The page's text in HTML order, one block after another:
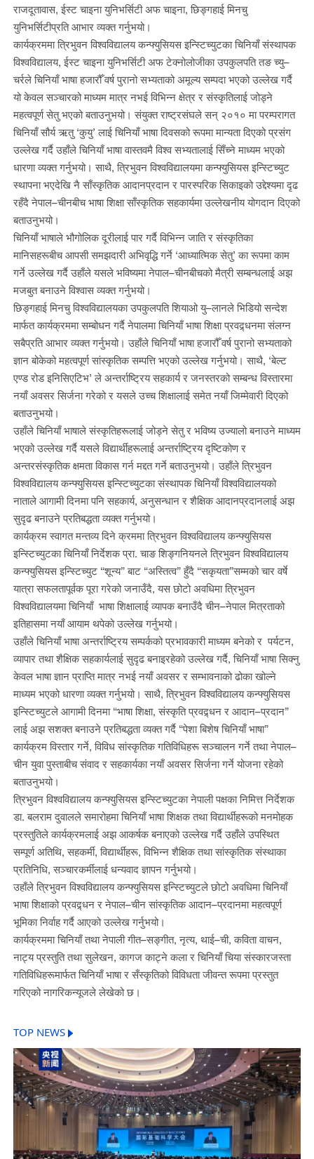
राजदूतावास, ईस्ट चाइना युनिभर्सिटी अफ चाइना, छिङ्गहाई मिनचु
युनिभर्सिटीप्रति आभार व्यक्त गर्नुभयो।
कार्यक्रममा त्रिभुवन विश्वविद्यालय कन्फ्युसियस इन्स्टिच्युटका चिनियाँ संस्थापक
विश्वविद्यालय, ईस्ट चाइना युनिभर्सिटी अफ टेक्नोलोजीका उपकुलपति तङ च्यु–
चर्रले चिनियाँ भाषा हजारौँ वर्ष पुरानो सभ्यताको अमूल्य सम्पदा भएको उल्लेख गर्दै
यो केवल सञ्चारको माध्यम मात्र नभई विभिन्न क्षेत्र र संस्कृतिलाई जोड्ने
महत्वपूर्ण सेतु भएको बताउनुभयो। संयुक्त राष्ट्रसंघले सन् २०१० मा परम्परागत
चिनियाँ सौर्य ऋतु ‘कुयु’ लाई चिनियाँ भाषा दिवसको रूपमा मान्यता दिएको प्रसंग
उल्लेख गर्दै उहाँले चिनियाँ भाषा वास्तवमै विश्व सभ्यतालाई सिँच्ने माध्यम भएको
धारणा व्यक्त गर्नुभयो। साथै, त्रिभुवन विश्वविद्यालयमा कन्फ्युसियस इन्स्टिच्युट
स्थापना भएदेखि नै साँस्कृतिक आदानप्रदान र पारस्परिक सिकाइको उद्देश्यमा दृढ
रहँदै नेपाल–चीनबीच भाषा शिक्षा साँस्कृतिक सहकार्यमा उल्लेखनीय योगदान दिएको
बताउनुभयो।
चिनियाँ भाषाले भौगोलिक दूरीलाई पार गर्दै विभिन्न जाति र संस्कृतिका
मानिसहरूबीच आपसी समझदारी अभिवृद्धि गर्ने ‘आध्यात्मिक सेतु’ का रूपमा काम
गर्ने उल्लेख गर्दै उहाँले यसले भविष्यमा नेपाल–चीनबीचको मैत्री सम्बन्धलाई अझ
मजबुत बनाउने विश्वास व्यक्त गर्नुभयो।
छिङ्गहाई मिनचु विश्वविद्यालयका उपकुलपति शियाओ यु–लानले भिडियो सन्देश
मार्फत कार्यक्रममा सम्बोधन गर्दै नेपालमा चिनियाँ भाषा शिक्षा प्रवद्र्धनमा संलग्न
सबैप्रति आभार व्यक्त गर्नुभयो। उहाँले चिनियाँ भाषा हजारौँ वर्ष पुरानो सभ्यताको
ज्ञान बोकेको महत्वपूर्ण सांस्कृतिक सम्पत्ति भएको उल्लेख गर्नुभयो। साथै, ‘बेल्ट
एण्ड रोड इनिसिएटिभ’ ले अन्तर्राष्ट्रिय सहकार्य र जनस्तरको सम्बन्ध विस्तारमा
नयाँ अवसर सिर्जना गरेको र यसले उच्च शिक्षालाई समेत नयाँ जिम्मेवारी दिएको
बताउनुभयो।
उहाँले चिनियाँ भाषाले संस्कृतिहरूलाई जोड्ने सेतु र भविष्य उज्यालो बनाउने माध्यम
भएको उल्लेख गर्दै यसले विद्यार्थीहरूलाई अन्तर्राष्ट्रिय दृष्टिकोण र
अन्तरसंस्कृतिक क्षमता विकास गर्न मद्दत गर्ने बताउनुभयो। उहाँले त्रिभुवन
विश्वविद्यालय कन्फ्युसियस इन्स्टिच्युटका संस्थापक चिनियाँ विश्वविद्यालयको
नाताले आगामी दिनमा पनि सहकार्य, अनुसन्धान र शैक्षिक आदानप्रदानलाई अझ
सुदृढ बनाउने प्रतिबद्धता व्यक्त गर्नुभयो।
कार्यक्रम स्वागत मन्तव्य दिने क्रममा त्रिभुवन विश्वविद्यालय कन्फ्युसियस
इन्स्टिच्युटका चिनियाँ निर्देशक प्रा. चाङ शिङ्गनियनले त्रिभुवन विश्वविद्यालय
कन्फ्युसियस इन्स्टिच्युट “शून्य” बाट “अस्तित्व” हुँदै “सकृयता”सम्मको चार वर्षे
यात्रा सफलतापूर्वक पूरा गरेको जनाउँदै, यस छोटो अवधिमा त्रिभुवन
विश्वविद्यालयमा चिनियाँ भाषा शिक्षालाई व्यापक बनाउँदै चीन–नेपाल मित्रताको
इतिहासमा नयाँ आयाम थपेको उल्लेख गर्नुभयो।
उहाँले चिनियाँ भाषा अन्तर्राष्ट्रिय सम्पर्कको प्रभावकारी माध्यम बनेको र पर्यटन,
व्यापार तथा शैक्षिक सहकार्यलाई सुदृढ बनाइरहेको उल्लेख गर्दै, चिनियाँ भाषा सिक्नु
केवल भाषा ज्ञान प्राप्ति मात्र नभई नयाँ अवसर र सम्भावनाको ढोका खोल्ने
माध्यम भएको धारणा व्यक्त गर्नुभयो। साथै, त्रिभुवन विश्वविद्यालय कन्फ्युसियस
इन्स्टिच्युटले आगामी दिनमा “भाषा शिक्षा, संस्कृति प्रवद्र्धन र आदान–प्रदान”
लाई अझ सशक्त बनाउने प्रतिबद्धता व्यक्त गर्दै “पेशा बिशेष चिनियाँ भाषा”
कार्यक्रम विस्तार गर्ने, विविध सांस्कृतिक गतिविधिहरू सञ्चालन गर्ने तथा नेपाल–
चीन युवा पुस्ताबीच संवाद र सहकार्यका नयाँ अवसर सिर्जना गर्ने योजना रहेको
बताउनुभयो।
त्रिभुवन विश्वविद्यालय कन्फ्युसियस इन्स्टिच्युटका नेपाली पक्षका निमित्त निर्देशक
डा. बलराम दुवालले समारोहमा चिनियाँ भाषा शिक्षक तथा विद्यार्थीहरूको मनमोहक
प्रस्तुतिले कार्यक्रमलाई अझ आकर्षक बनाएको उल्लेख गर्दै उहाँले उपस्थित
सम्पूर्ण अतिथि, सहकर्मी, विद्यार्थीहरू, विभिन्न शैक्षिक तथा सांस्कृतिक संस्थाका
प्रतिनिधि, सञ्चारकर्मीलाई धन्यवाद ज्ञापन गर्नुभयो।
उहाँले त्रिभुवन विश्वविद्यालय कन्फ्युसियस इन्स्टिच्युटले छोटो अवधिमा चिनियाँ
भाषा शिक्षाको प्रवद्र्धन र नेपाल–चीन सांस्कृतिक आदान–प्रदानमा महत्वपूर्ण
भूमिका निर्वाह गर्दै आएको उल्लेख गर्नुभयो।
कार्यक्रममा चिनियाँ तथा नेपाली गीत–सङ्गीत, नृत्य, थाई–ची, कविता वाचन,
नाट्य प्रस्तुति तथा सुलेखन, कागज काट्ने कला र चिनियाँ चिया संस्कारजस्ता
गतिविधिहरूमार्फत चिनियाँ भाषा र सँस्कृतिको विविधता जीवन्त रूपमा प्रस्तुत
गरिएको नागरिकन्यूजले लेखेको छ।
TOP NEWS